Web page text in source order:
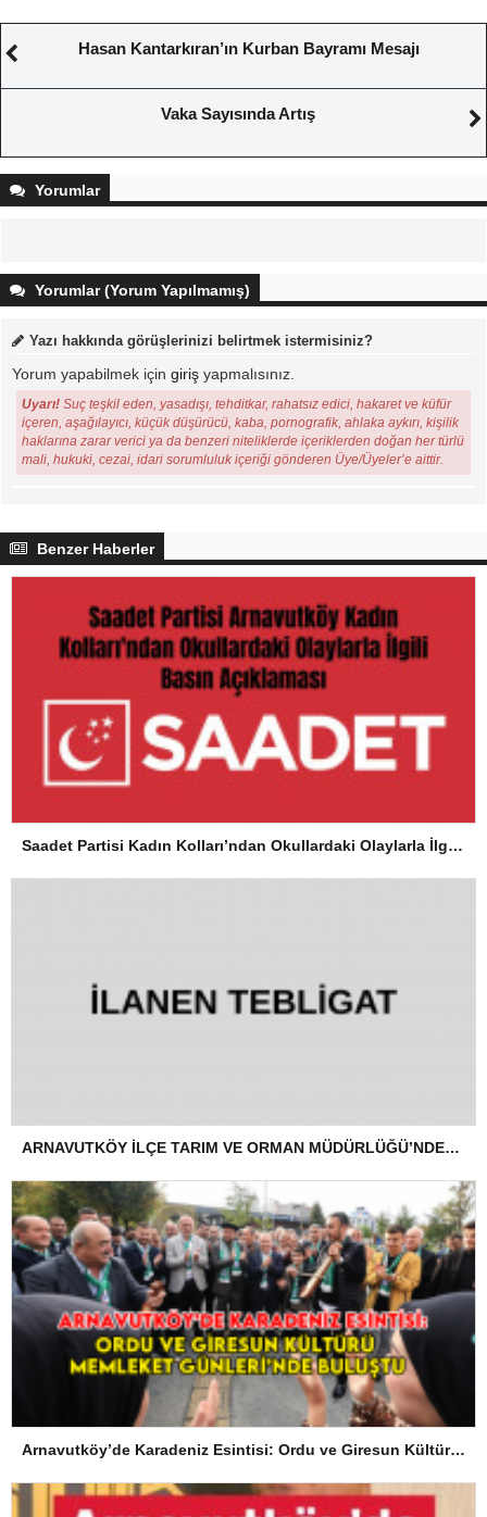
Hasan Kantarkıran’ın Kurban Bayramı Mesajı
Vaka Sayısında Artış
Yorumlar
Yorumlar (Yorum Yapılmamış)
Yazı hakkında görüşlerinizi belirtmek istermisiniz?
Yorum yapabilmek için giriş yapmalısınız.
Uyarı! Suç teşkil eden, yasadışı, tehditkar, rahatsız edici, hakaret ve küfür
içeren, aşağılayıcı, küçük düşürücü, kaba, pornografik, ahlaka aykırı, kişilik
haklarına zarar verici ya da benzeri niteliklerde içeriklerden doğan her türlü
mali, hukuki, cezai, idari sorumluluk içeriği gönderen Üye/Üyeler’e aittir.
Benzer Haberler
Saadet Partisi Kadın Kolları’ndan Okullardaki Olaylarla İlgili Basın Açıklaması
ARNAVUTKÖY İLÇE TARIM VE ORMAN MÜDÜRLÜĞÜ’NDEN İLANEN TEBLİGAT
Arnavutköy’de Karadeniz Esintisi: Ordu ve Giresun Kültürü Memleket Günleri’nde Buluştu